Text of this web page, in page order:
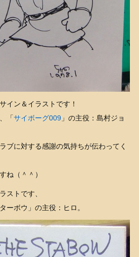
イン＆イラストです！
「サイボーグ009」の主役：島村ジョ
ブに対する感謝の気持ちが伝わってく
ね（＾＾）
ストです、
ーボウ」の主役：ヒロ。